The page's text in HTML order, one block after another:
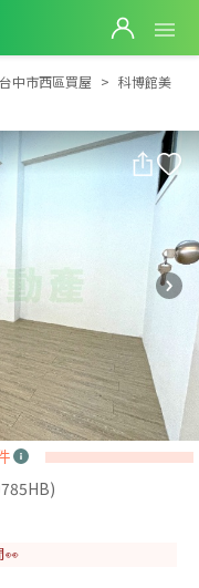
科博館美三房
台中市西區買屋
科博館美
👀